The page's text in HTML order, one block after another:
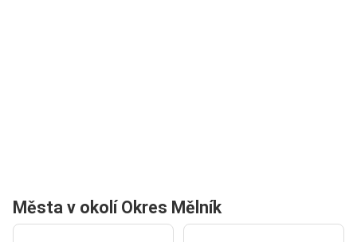
Města v okolí Okres Mělník